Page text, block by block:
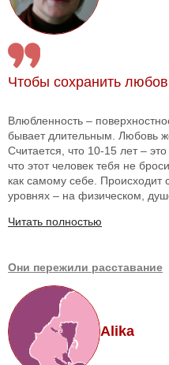
Чтобы сохранить
Влюбленность –
бывает длительным. Любовь
Считается, что 10-15 лет –
что этот человек тебя не
как самому себе. Происходит
уровнях – на физическом,
Читать полностью
Они пережили расставание
Alika